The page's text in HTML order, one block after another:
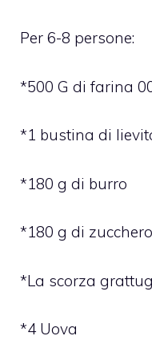
Per 6-8 persone:
*500 G di farina
*1 bustina di
*180 g di burro
*180 g di zucchero
*La scorza
*4 Uova